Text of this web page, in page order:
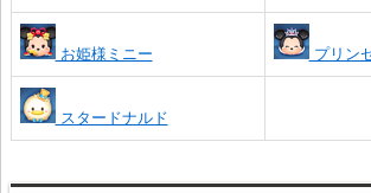
お姫様ミニー プリン
スタードナルド